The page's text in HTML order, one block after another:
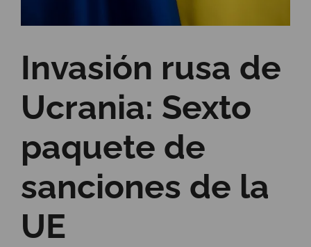
Invasión rusa de
Ucrania: Sexto
paquete de
sanciones de la
UE